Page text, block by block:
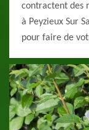
contractent des
à Peyzieux Sur
pour faire de